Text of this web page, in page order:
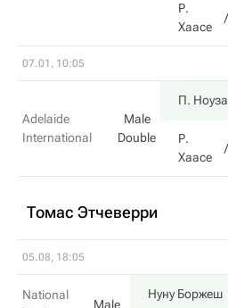
Р.
Хаасе
07.01, 10:05
Adelaide
International
Male
Double
П. Ноуза
Р.
Хаасе
Томас Этчеверри
05.08, 18:05
National
Male
Нуну Боржеш